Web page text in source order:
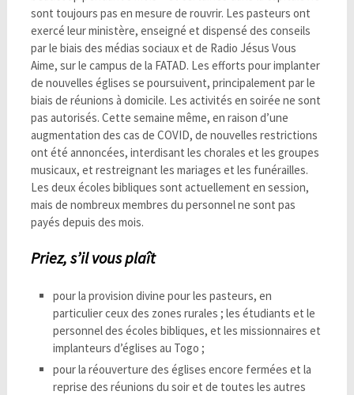
sont toujours pas en mesure de rouvrir. Les pasteurs ont
exercé leur ministère, enseigné et dispensé des conseils
par le biais des médias sociaux et de Radio Jésus Vous
Aime, sur le campus de la FATAD. Les efforts pour implanter
de nouvelles églises se poursuivent, principalement par le
biais de réunions à domicile. Les activités en soirée ne sont
pas autorisés. Cette semaine même, en raison d’une
augmentation des cas de COVID, de nouvelles restrictions
ont été annoncées, interdisant les chorales et les groupes
musicaux, et restreignant les mariages et les funérailles.
Les deux écoles bibliques sont actuellement en session,
mais de nombreux membres du personnel ne sont pas
payés depuis des mois.
Priez, s’il vous plaît
pour la provision divine pour les pasteurs, en
particulier ceux des zones rurales ; les étudiants et le
personnel des écoles bibliques, et les missionnaires et
implanteurs d’églises au Togo ;
pour la réouverture des églises encore fermées et la
reprise des réunions du soir et de toutes les autres